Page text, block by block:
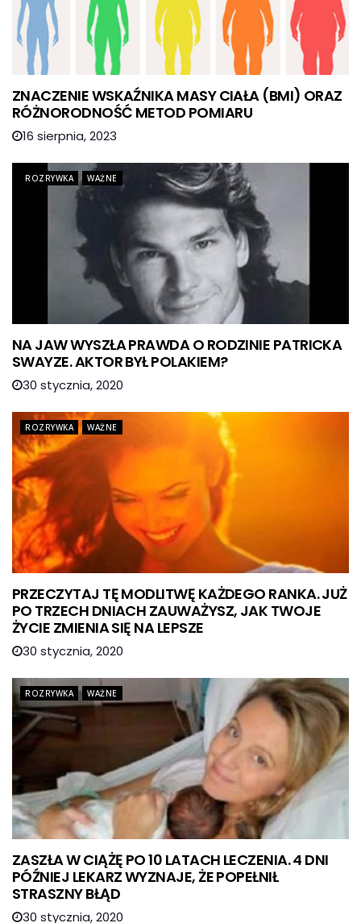
ZNACZENIE WSKAŹNIKA MASY CIAŁA (BMI) ORAZ
RÓŻNORODNOŚĆ METOD POMIARU
16 sierpnia, 2023
ROZRYWKA WAŻNE
NA JAW WYSZŁA PRAWDA O RODZINIE PATRICKA
SWAYZE. AKTOR BYŁ POLAKIEM?
30 stycznia, 2020
ROZRYWKA WAŻNE
PRZECZYTAJ TĘ MODLITWĘ KAŻDEGO RANKA. JUŻ
PO TRZECH DNIACH ZAUWAŻYSZ, JAK TWOJE
ŻYCIE ZMIENIA SIĘ NA LEPSZE
30 stycznia, 2020
ROZRYWKA WAŻNE
ZASZŁA W CIĄŻĘ PO 10 LATACH LECZENIA. 4 DNI
PÓŹNIEJ LEKARZ WYZNAJE, ŻE POPEŁNIŁ
STRASZNY BŁĄD
30 stycznia, 2020